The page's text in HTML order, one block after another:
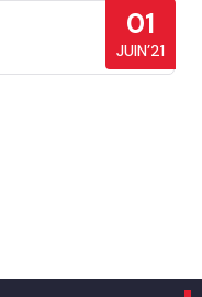
01
JUIN’21